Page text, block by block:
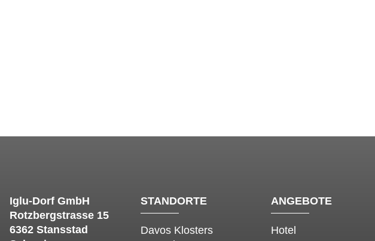
Iglu-Dorf GmbH
Rotzbergstrasse 15
6362 Stansstad
STANDORTE
Davos Klosters
ANGEBOTE
Hotel